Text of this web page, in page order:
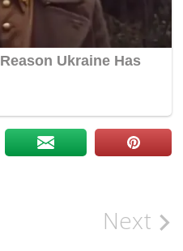
Next